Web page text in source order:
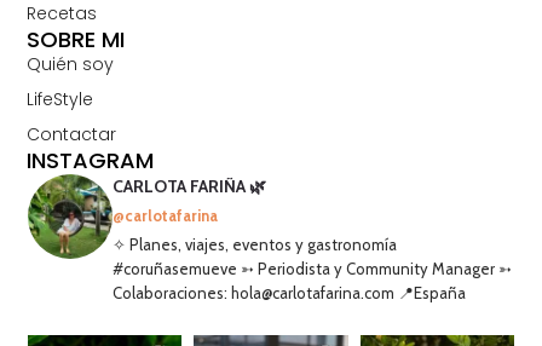
SOBRE MI
Quién soy
LifeStyle
Contactar
Recetas
INSTAGRAM
CARLOTA FARIÑA 🌿
@carlotafarina
✧ Planes, viajes, eventos y gastronomía
#coruñasemueve ➳ Periodista y Community Manager ➳
Colaboraciones: hola@carlotafarina.com 📍España